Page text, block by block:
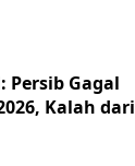
Persib Gagal
Kalah dari